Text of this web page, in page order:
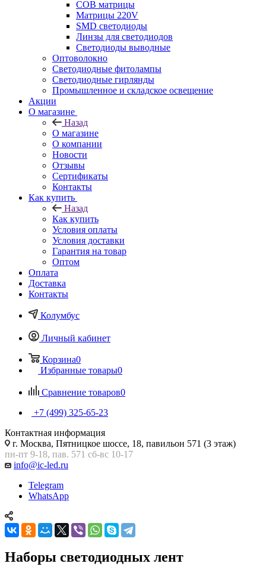
COB матрицы
Матрицы 220V
SMD светодиоды
Линзы для светодиодов
Светодиоды выводные
Оптоволокно
Светодиодные фитолампы
Светодиодные гирлянды
Промышленное и складское освещение
Акции
О магазине
Назад
О магазине
О компании
Новости
Отзывы
Сертификаты
Контакты
Как купить
Назад
Как купить
Условия оплаты
Условия доставки
Гарантия на товар
Оптом
Оплата
Доставка
Контакты
Колумбус
Личный кабинет
Корзина0
Избранные товары0
Сравнение товаров0
+7 (499) 325-65-23
Контактная информация
г. Москва, Пятницкое шоссе, 18, павильон 571 (3 этаж)
пн-пт 9-18, пав. 571 сб-вс 10-17
info@ic-led.ru
Telegram
WhatsApp
Наборы светодиодных лент